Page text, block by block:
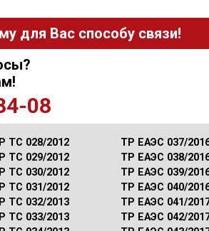
для Вас способу связи!
08
ТС 028/2012
ТС 029/2012
ТС 030/2012
ТС 031/2012
ТС 032/2013
ТС 033/2013
ТР ЕАЭС 037/
ТР ЕАЭС 038/
ТР ЕАЭС 039/
ТР ЕАЭС 040/
ТР ЕАЭС 041/
ТР ЕАЭС 042/